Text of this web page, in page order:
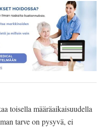
toisella määräaikaisuudella
tarve on pysyvä, ei